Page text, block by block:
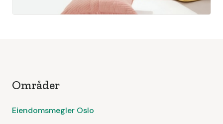
Områder
Eiendomsmegler Oslo